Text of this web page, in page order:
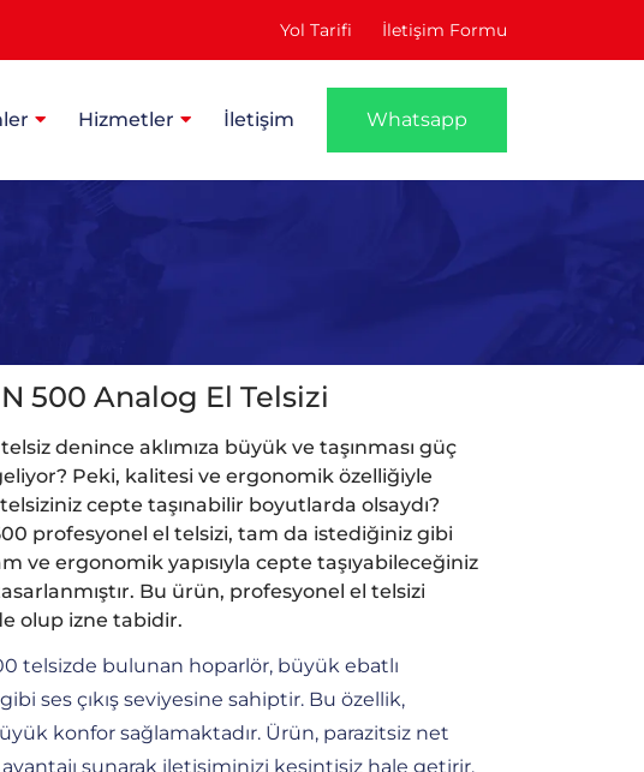
Yol Tarifi İletişim Formu
Hizmetler İletişim Whatsapp
500 Analog El Telsizi
denince aklımıza büyük ve taşınması güç
Peki, kalitesi ve ergonomik özelliğiyle
cepte taşınabilir boyutlarda olsaydı?
profesyonel el telsizi, tam da istediğiniz gibi
ve ergonomik yapısıyla cepte taşıyabileceğiniz
Bu ürün, profesyonel el telsizi
olup izne tabidir.
telsizde bulunan hoparlör, büyük ebatlı
ses çıkış seviyesine sahiptir. Bu özellik,
konfor sağlamaktadır. Ürün, parazitsiz net
sunarak iletişiminizi kesintisiz hale getirir.